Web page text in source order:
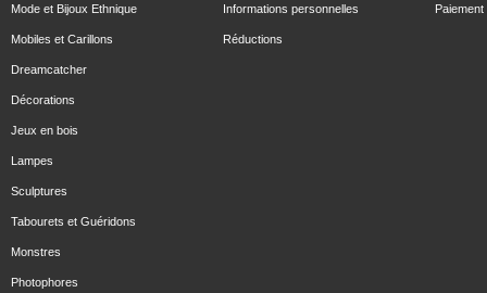
Mode et Bijoux Ethnique
Mobiles et Carillons
Dreamcatcher
Décorations
Jeux en bois
Lampes
Sculptures
Tabourets et Guéridons
Monstres
Photophores
Informations personnelles
Réductions